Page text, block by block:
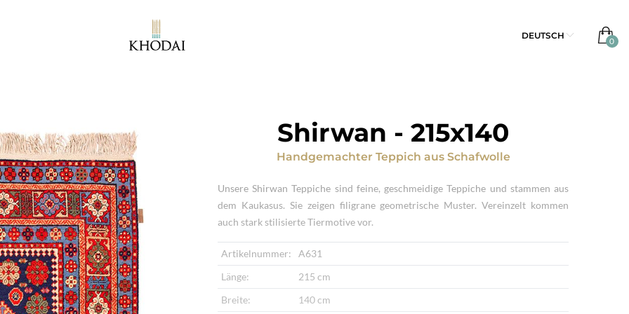
DEUTSCH
Shirwan - 215x140
Handgemachter Teppich aus Schafwolle
Unsere Shirwan Teppiche sind feine, geschmeidige Teppiche und stammen aus
dem Kaukasus. Sie zeigen filigrane geometrische Muster. Vereinzelt kommen
auch stark stilisierte Tiermotive vor.
Artikelnummer:
A631
Länge:
215 cm
Breite:
140 cm